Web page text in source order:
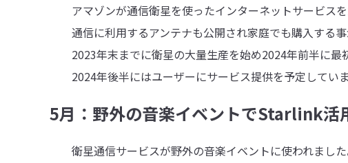
アマゾンが通信衛星を使ったインターネットサービスを
通信に利用するアンテナも公開され家庭でも購入する事
2023年末までに衛星の大量生産を始め2024年前半に最
2024年後半にはユーザーにサービス提供を予定していま
5月：野外の音楽イベントでStarlink
衛星通信サービスが野外の音楽イベントに使われました